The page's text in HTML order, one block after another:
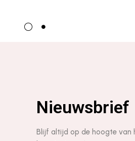
Nieuwsbrief
Blijf altijd op de hoogte van